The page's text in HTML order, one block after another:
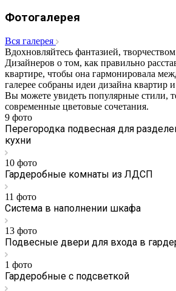
Фотогалерея
Вcя галерея
Вдохновляйтесь фантазией,
Дизайнеров о том, как правильно
квартире, чтобы она гармонировала
галерее собраны идеи дизайна квартир
Вы можете увидеть популярные стили,
современные цветовые сочетания.
9 фото
Перегородка подвесная для
кухни
10 фото
Гардеробные комнаты из ЛДСП
11 фото
Система в наполнении шкафа
13 фото
Подвесные двери для входа в
1 фото
Гардеробные с подсветкой